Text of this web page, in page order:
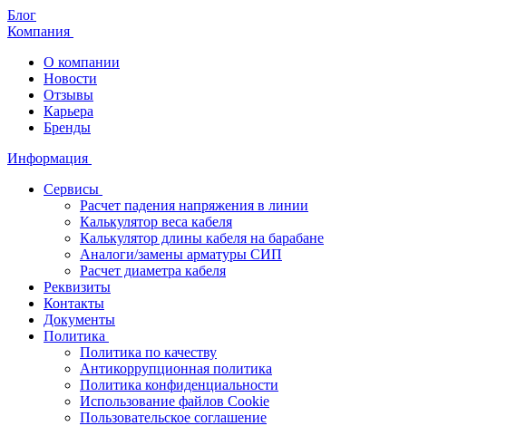
Блог
Компания
О компании
Новости
Отзывы
Карьера
Бренды
Информация
Сервисы
Расчет падения напряжения в линии
Калькулятор веса кабеля
Калькулятор длины кабеля на барабане
Аналоги/замены арматуры СИП
Расчет диаметра кабеля
Реквизиты
Контакты
Документы
Политика
Политика по качеству
Антикоррупционная политика
Политика конфиденциальности
Использование файлов Cookie
Пользовательское соглашение